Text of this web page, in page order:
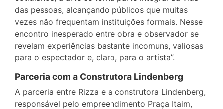
das pessoas, alcançando públicos que muitas
vezes não frequentam instituições formais. Nesse
encontro inesperado entre obra e observador se
revelam experiências bastante incomuns, valiosas
para o espectador e, claro, para o artista”.
Parceria com a Construtora Lindenberg
A parceria entre Rizza e a construtora Lindenberg,
responsável pelo empreendimento Praça Itaim,